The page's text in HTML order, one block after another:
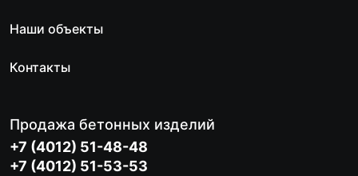
Наши объекты
Контакты
Продажа бетонных изделий
+7 (4012) 51-48-48
+7 (4012) 51-53-53